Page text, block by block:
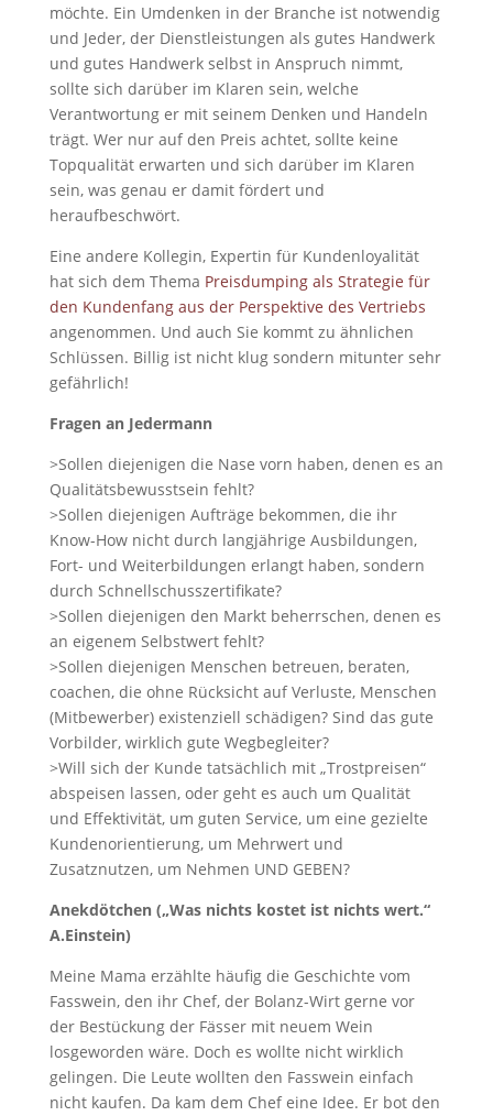
möchte. Ein Umdenken in der Branche ist notwendig
und Jeder, der Dienstleistungen als gutes Handwerk
und gutes Handwerk selbst in Anspruch nimmt,
sollte sich darüber im Klaren sein, welche
Verantwortung er mit seinem Denken und Handeln
trägt. Wer nur auf den Preis achtet, sollte keine
Topqualität erwarten und sich darüber im Klaren
sein, was genau er damit fördert und
heraufbeschwört.
Eine andere Kollegin, Expertin für Kundenloyalität
hat sich dem Thema Preisdumping als Strategie für
den Kundenfang aus der Perspektive des Vertriebs
angenommen. Und auch Sie kommt zu ähnlichen
Schlüssen. Billig ist nicht klug sondern mitunter sehr
gefährlich!
Fragen an Jedermann
>Sollen diejenigen die Nase vorn haben, denen es an
Qualitätsbewusstsein fehlt?
>Sollen diejenigen Aufträge bekommen, die ihr
Know-How nicht durch langjährige Ausbildungen,
Fort- und Weiterbildungen erlangt haben, sondern
durch Schnellschusszertifikate?
>Sollen diejenigen den Markt beherrschen, denen es
an eigenem Selbstwert fehlt?
>Sollen diejenigen Menschen betreuen, beraten,
coachen, die ohne Rücksicht auf Verluste, Menschen
(Mitbewerber) existenziell schädigen? Sind das gute
Vorbilder, wirklich gute Wegbegleiter?
>Will sich der Kunde tatsächlich mit „Trostpreisen“
abspeisen lassen, oder geht es auch um Qualität
und Effektivität, um guten Service, um eine gezielte
Kundenorientierung, um Mehrwert und
Zusatznutzen, um Nehmen UND GEBEN?
Anekdötchen („Was nichts kostet ist nichts wert.“
A.Einstein)
Meine Mama erzählte häufig die Geschichte vom
Fasswein, den ihr Chef, der Bolanz-Wirt gerne vor
der Bestückung der Fässer mit neuem Wein
losgeworden wäre. Doch es wollte nicht wirklich
gelingen. Die Leute wollten den Fasswein einfach
nicht kaufen. Da kam dem Chef eine Idee. Er bot den